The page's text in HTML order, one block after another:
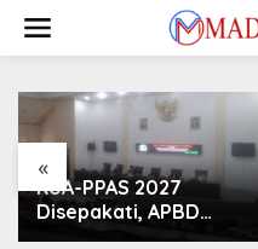
konten
«
KUA-PPAS 2027
Disepakati, APBD
Sampang Defisit Rp